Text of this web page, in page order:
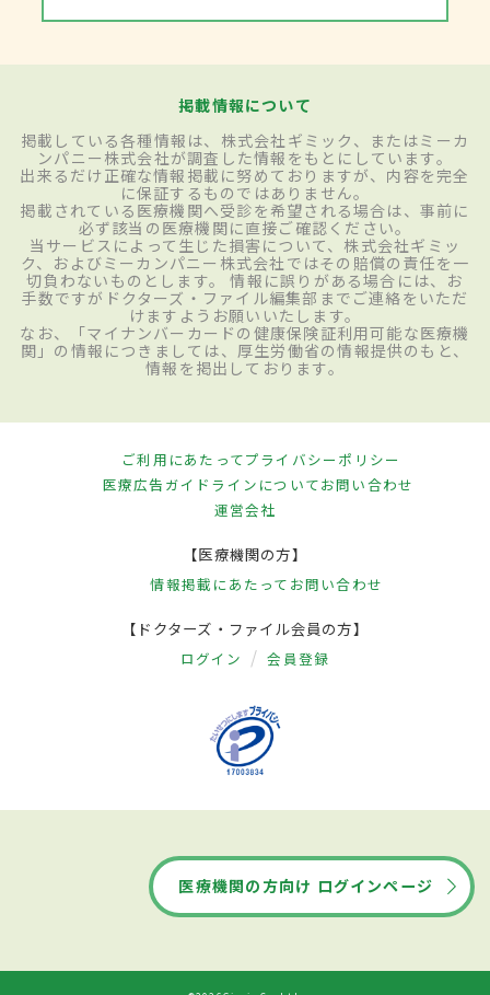
掲載情報について
掲載している各種情報は、株式会社ギミック、またはミーカ
ンパニー株式会社が調査した情報をもとにしています。
出来るだけ正確な情報掲載に努めておりますが、内容を完全
に保証するものではありません。
掲載されている医療機関へ受診を希望される場合は、事前に
必ず該当の医療機関に直接ご確認ください。
当サービスによって生じた損害について、株式会社ギミッ
ク、およびミーカンパニー株式会社ではその賠償の責任を一
切負わないものとします。 情報に誤りがある場合には、お
手数ですがドクターズ・ファイル編集部までご連絡をいただ
けますようお願いいたします。
なお、「マイナンバーカードの健康保険証利用可能な医療機
関」の情報につきましては、厚生労働省の情報提供のもと、
情報を掲出しております。
ご利用にあたってプライバシーポリシー
医療広告ガイドラインについてお問い合わせ
運営会社
【医療機関の方】
情報掲載にあたって お問い合わせ
【ドクターズ・ファイル会員の方】
ログイン 会員登録
医療機関の方向け ログインページ